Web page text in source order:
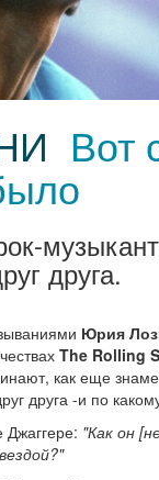
Вот
друга.
Юрия
The Rolling
как еще
друга -и по
"Как он